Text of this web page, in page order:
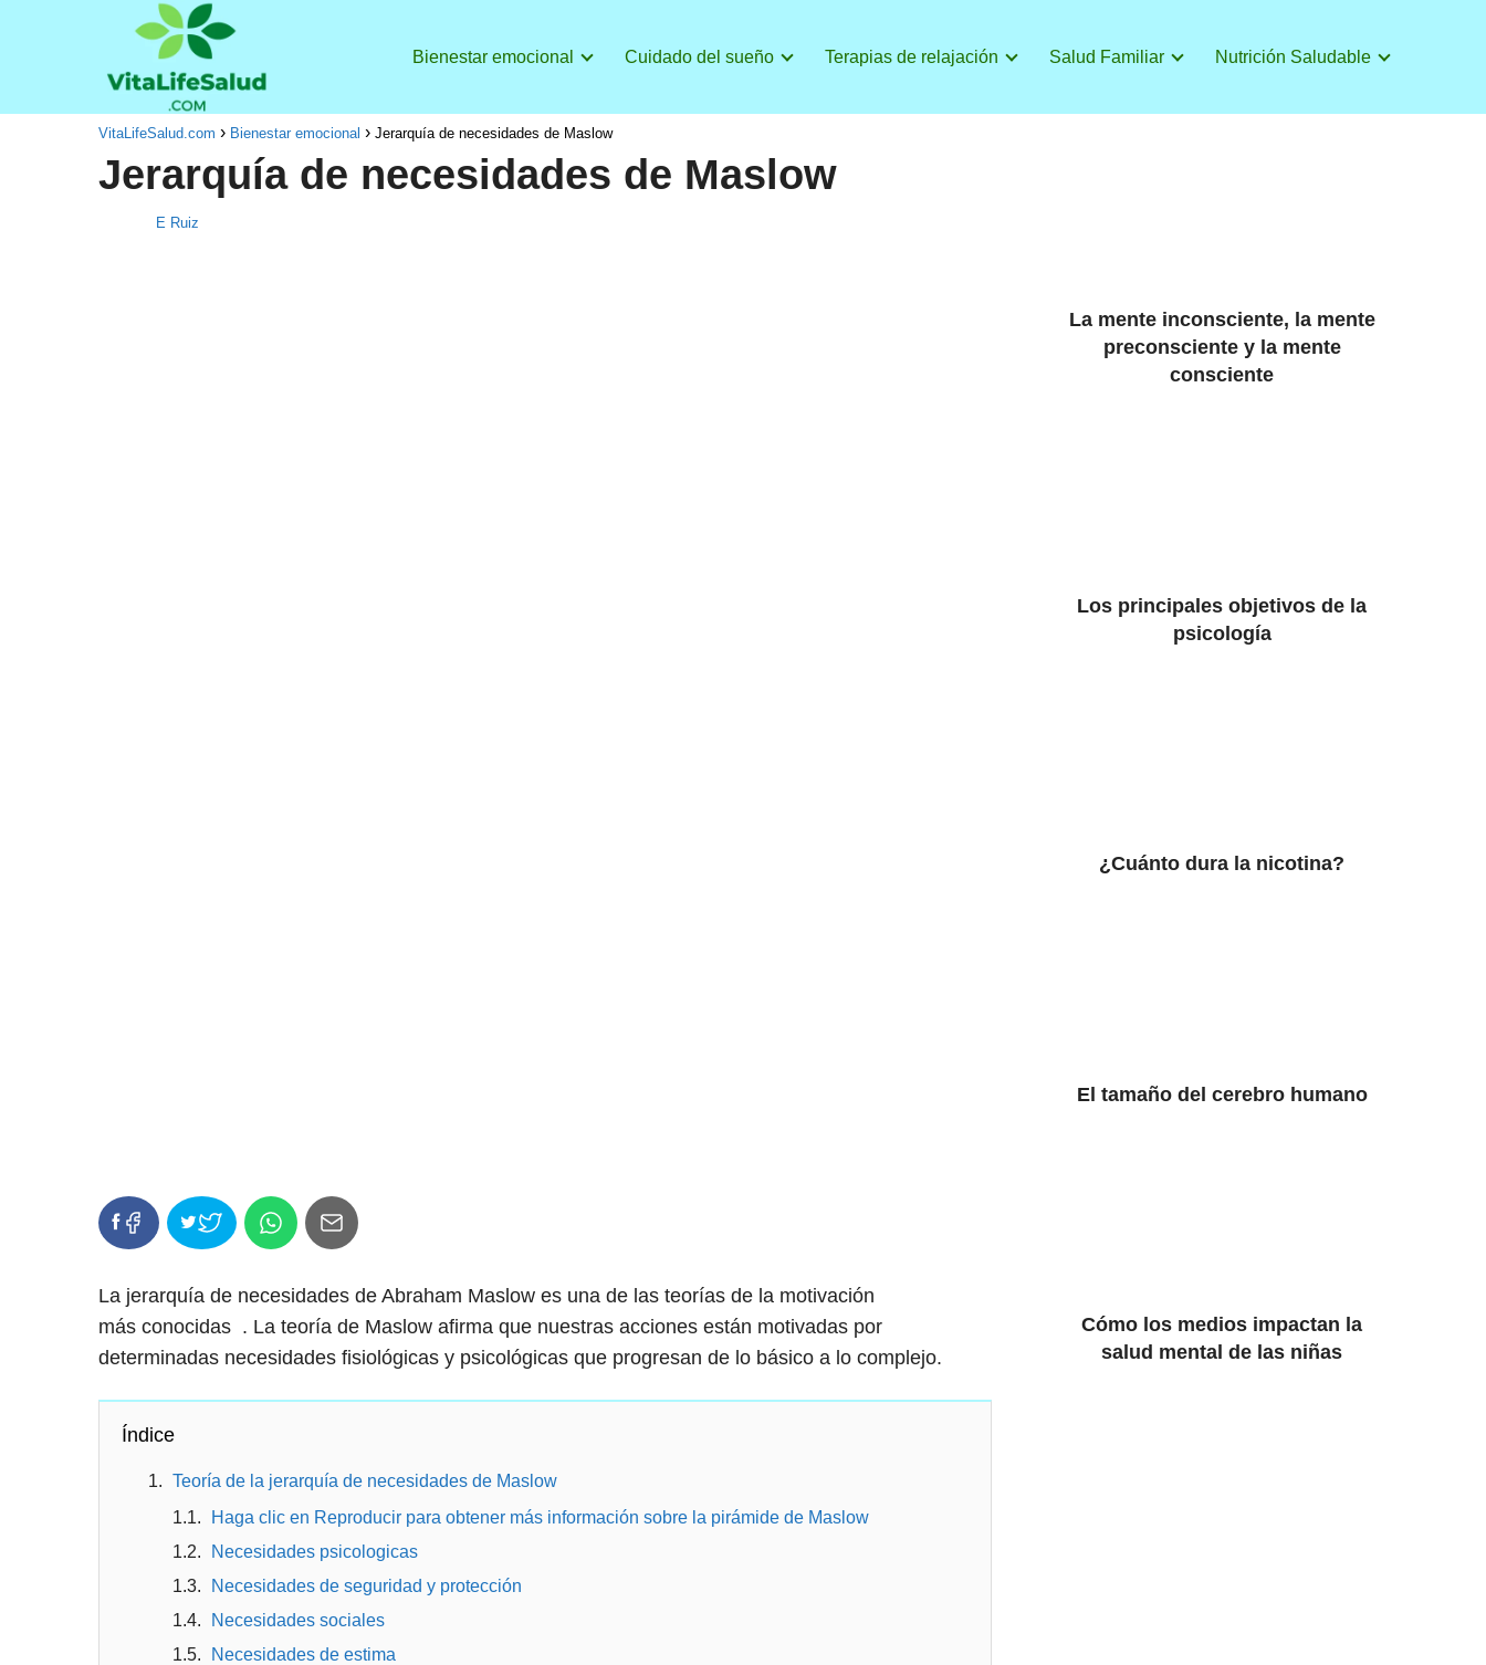
Bienestar emocional Cuidado del sueño Terapias de relajación Salud Familiar Nutrición Saludable
VitaLifeSalud.com Bienestar emocional Jerarquía de necesidades de Maslow
Jerarquía de necesidades de Maslow
E Ruiz
La jerarquía de necesidades de Abraham Maslow es una de las teorías de la motivación
más conocidas . La teoría de Maslow afirma que nuestras acciones están motivadas por
determinadas necesidades fisiológicas y psicológicas que progresan de lo básico a lo complejo.
Índice
Teoría de la jerarquía de necesidades de Maslow
Haga clic en Reproducir para obtener más información sobre la pirámide de Maslow
Necesidades psicologicas
Necesidades de seguridad y protección
Necesidades sociales
Necesidades de estima
La mente inconsciente, la mente
preconsciente y la mente
consciente
Los principales objetivos de la
psicología
¿Cuánto dura la nicotina?
El tamaño del cerebro humano
Cómo los medios impactan la
salud mental de las niñas